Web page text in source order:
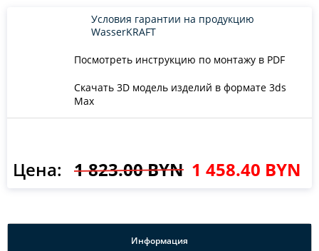
Посмотреть инструкцию по монтажу в PDF
Скачать 3D модель изделий в формате 3ds
Max
Условия гарантии на продукцию
WasserKRAFT
Цена: 1 823.00 BYN 1 458.40 BYN
Информация